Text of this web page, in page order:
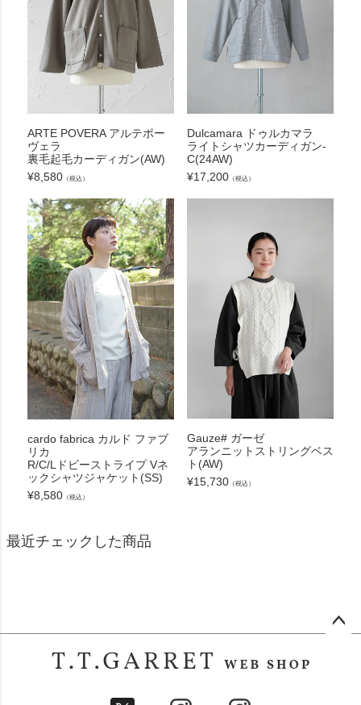
ARTE POVERA アルテポー
ヴェラ
裏毛起毛カーディガン(AW)
¥8,580（税込）
Dulcamara ドゥルカマラ
ライトシャツカーディガン-
C(24AW)
¥17,200 （税込）
cardo fabrica カルド ファブ
リカ
R/C/Lドビーストライプ Vネ
ックシャツジャケット(SS)
¥8,580（税込）
Gauze# ガーゼ
アランニットストリングベス
ト(AW)
¥15,730 （税込）
最近チェックした商品